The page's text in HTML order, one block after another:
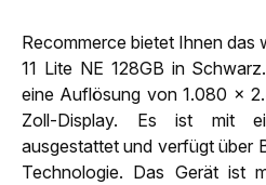
Recommerce bietet Ihnen das
11 Lite NE 128GB in
eine Auflösung von 1.080 x
Zoll-Display. Es ist mit
ausgestattet und verfügt über
Technologie. Das Gerät ist